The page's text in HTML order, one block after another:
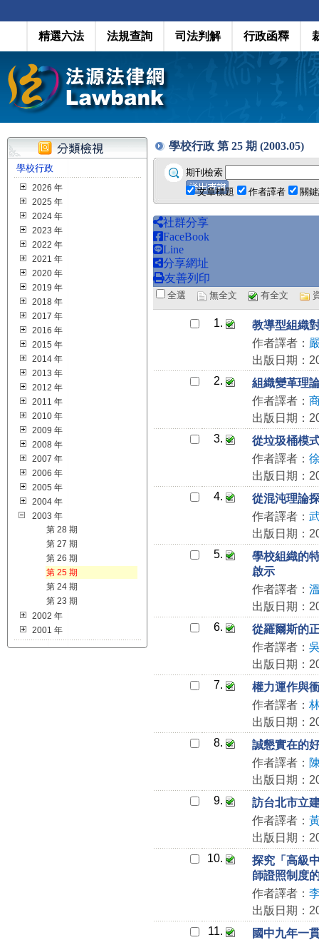
精選六法 法規查詢 司法判解 行政函釋
學校行政
2026 年
2025 年
2024 年
2023 年
2022 年
2021 年
2020 年
2019 年
2018 年
2017 年
2016 年
2015 年
2014 年
2013 年
2012 年
2011 年
2010 年
2009 年
2008 年
2007 年
2006 年
2005 年
2004 年
2003 年
第 28 期
第 27 期
第 26 期
第 25 期
第 24 期
第 23 期
2002 年
2001 年
學校行政 第 25 期 (2003.05)
期刊檢索
文章標題
作者譯者 關
社群分享
FaceBook
Line
分享網址
友善列印
全選 無全文 有全文
1.
教導型組織
作者譯者：
出版日期：
2.
組織變革理
作者譯者：
出版日期：
3.
從垃圾桶模
作者譯者：
出版日期：
4.
從混沌理論
作者譯者：
出版日期：
5.
學校組織的
啟示
作者譯者：
出版日期：
6.
從羅爾斯的
作者譯者：
出版日期：
7.
權力運作與
作者譯者：
出版日期：
8.
誠懇實在的
作者譯者：
出版日期：
9.
訪台北市立
作者譯者：
出版日期：
10.
探究「高級
師證照制度
作者譯者：
出版日期：
11.
國中九年一